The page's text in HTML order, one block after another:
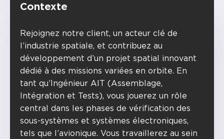
Contexte
Rejoignez notre client, un acteur clé de
l’industrie spatiale, et contribuez au
développement d’un projet spatial innovant
dédié à des missions variées en orbite. En
tant qu’Ingénieur AIT (Assemblage,
Intégration et Tests), vous jouerez un rôle
central dans les phases de vérification des
sous-systèmes et systèmes électroniques,
tels que l’avionique. Vous travaillerez au sein